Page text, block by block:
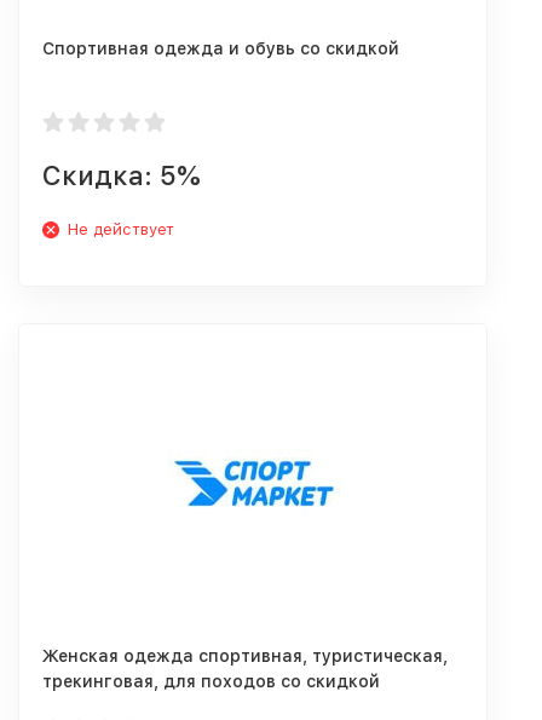
Спортивная одежда и обувь со скидкой
Скидка: 5%
Не действует
Женская одежда спортивная, туристическая,
трекинговая, для походов со скидкой